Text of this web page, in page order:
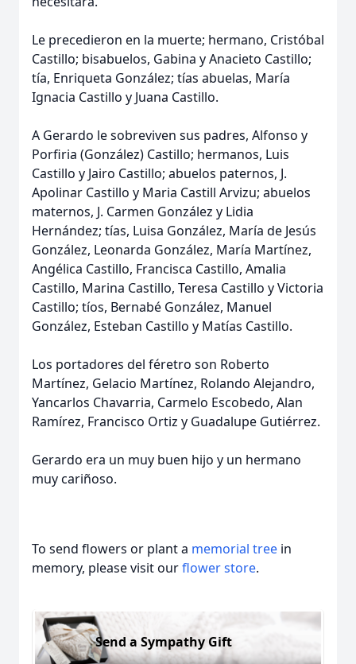
Le precedieron en la muerte; hermano, Cristóbal
Castillo; bisabuelos, Gabina y Anacieto Castillo;
tía, Enriqueta González; tías abuelas, María
Ignacia Castillo y Juana Castillo.
A Gerardo le sobreviven sus padres, Alfonso y
Porfiria (González) Castillo; hermanos, Luis
Castillo y Jairo Castillo; abuelos paternos, J.
Apolinar Castillo y Maria Castill Arvizu; abuelos
maternos, J. Carmen González y Lidia
Hernández; tías, Luisa González, María de Jesús
González, Leonarda González, María Martínez,
Angélica Castillo, Francisca Castillo, Amalia
Castillo, Marina Castillo, Teresa Castillo y Victoria
Castillo; tíos, Bernabé González, Manuel
González, Esteban Castillo y Matías Castillo.
Los portadores del féretro son Roberto
Martínez, Gelacio Martínez, Rolando Alejandro,
Yancarlos Chavarria, Carmelo Escobedo, Alan
Ramírez, Francisco Ortiz y Guadalupe Gutiérrez.
Gerardo era un muy buen hijo y un hermano
muy cariñoso.
To send flowers or plant a memorial tree in
memory, please visit ourflower store.
Send a Sympathy Gift